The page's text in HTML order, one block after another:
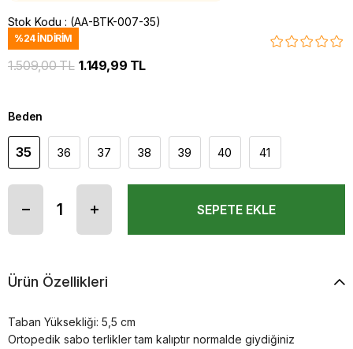
Stok Kodu (AA-BTK-007-35)
%24İNDIRIM
1.509,00 TL 1.149,99 TL
Beden
35 36 37 38 39 40 41
Ürün Özellikleri
Taban Yüksekliği: 5,5 cm
Ortopedik sabo terlikler tam kalıptır normalde giydiğiniz